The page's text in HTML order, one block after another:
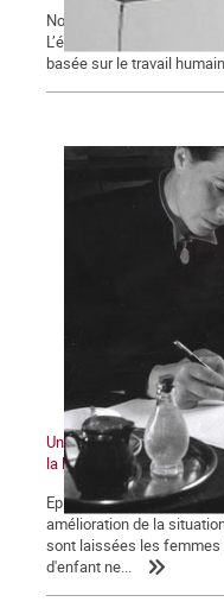
Nous poursuivons ici
L’économie, comme nous
basée sur le travail
Une histoire du ventre des
la légalisation de
Episode 3 Au lendemain
amélioration de la
sont laissées les
d'enfant ne...